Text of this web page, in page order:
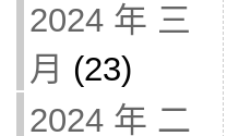
2024 年 三
月 (23)
2024 年 二